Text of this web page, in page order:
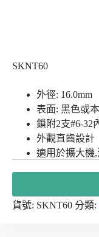
SKNT60
外徑: 16.0mm
表面: 黑色或
鎖附2支#6-32
外觀直齒設計
適用於擴大機
貨號: SKNT60 分類: